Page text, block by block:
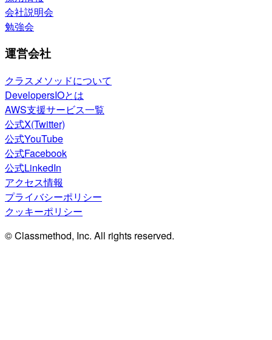
会社説明会
勉強会
運営会社
クラスメソッドについて
DevelopersIOとは
AWS支援サービス一覧
公式X(Twitter)
公式YouTube
公式Facebook
公式LinkedIn
アクセス情報
プライバシーポリシー
クッキーポリシー
© Classmethod, Inc. All rights reserved.